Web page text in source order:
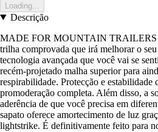
Loading...
Descrição
MADE FOR MOUNTAIN TRAILERS
trilha comprovada que irá melhorar o
tecnologia avançada que você vai se
recém-projetado malha superior para
respirabilidade. Protecção e estabilidade
promoderação completa. Além disso, a
aderência de que você precisa em
sapato oferece amortecimento de luz
lightstrike. É definitivamente feito para